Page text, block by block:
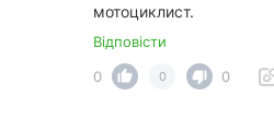
мотоциклист.
Відповісти
0
0 0